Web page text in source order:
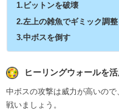
1.ビットンを破壊
2.左上の雑魚でギミック調整
3.中ボスを倒す
ヒーリングウォールを活
中ボスの攻撃は威力が高いの
戦いましょう。